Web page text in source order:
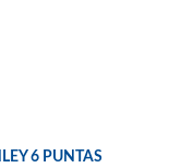
6 PUNTAS